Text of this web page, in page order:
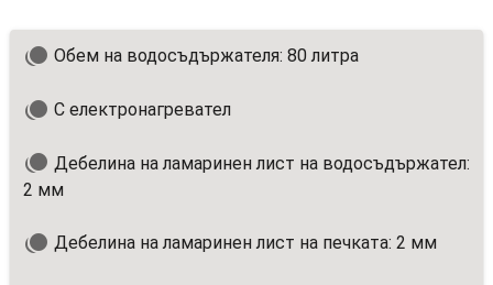
Обем на водосъдържателя: 80 литра
С електронагревател
Дебелина на ламаринен лист на водосъдържател:
2 мм
Дебелина на ламаринен лист на печката: 2 мм